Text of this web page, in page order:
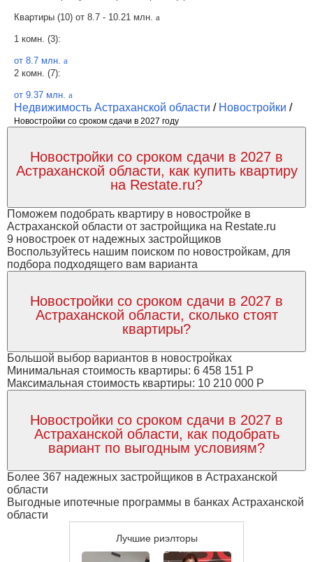
Квартиры (10) от 8.7 - 10.21 млн. a
1 комн. (3):
от 8.7 млн. a
2 комн. (7):
от 9.37 млн. a
Недвижимость Астраханской области / Новостройки /
Новостройки со сроком сдачи в 2027 году
Новостройки со сроком сдачи в 2027 в
Астраханской области, как купить квартиру
на Restate.ru?
Поможем подобрать квартиру в новостройке в
Астраханской области от застройщика на Restate.ru
9 новостроек от надежных застройщиков
Воспользуйтесь нашим поиском по новостройкам, для
подбора подходящего вам варианта
Новостройки со сроком сдачи в 2027 в
Астраханской области, сколько стоят
квартиры?
Большой выбор вариантов в новостройках
Минимальная стоимость квартиры: 6 458 151 Р
Максимальная стоимость квартиры: 10 210 000 Р
Новостройки со сроком сдачи в 2027 в
Астраханской области, как подобрать
вариант по выгодным условиям?
Более 367 надежных застройщиков в Астраханской
области
Выгодные ипотечные программы в банках Астраханской
области
Лучшие риэлторы